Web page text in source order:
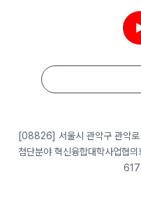
[08826] 서울시 관악구 관악
첨단분야 혁신융합대학사업협의